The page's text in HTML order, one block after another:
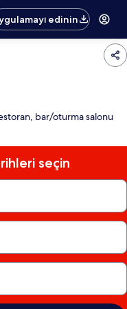
edinin
bar/oturma salonu
seçin